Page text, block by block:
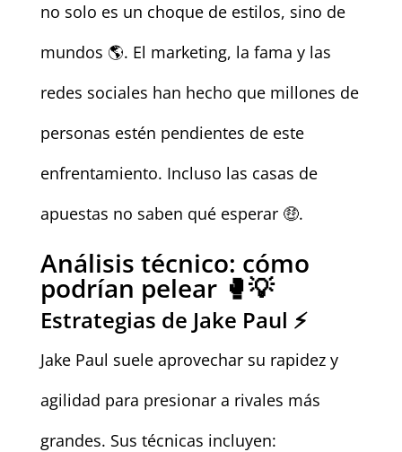
no solo es un choque de estilos, sino de
mundos 🌎. El marketing, la fama y las
redes sociales han hecho que millones de
personas estén pendientes de este
enfrentamiento. Incluso las casas de
apuestas no saben qué esperar 🤑.
Análisis técnico: cómo
podrían pelear 🥊💡
Estrategias de Jake Paul ⚡
Jake Paul suele aprovechar su rapidez y
agilidad para presionar a rivales más
grandes. Sus técnicas incluyen: